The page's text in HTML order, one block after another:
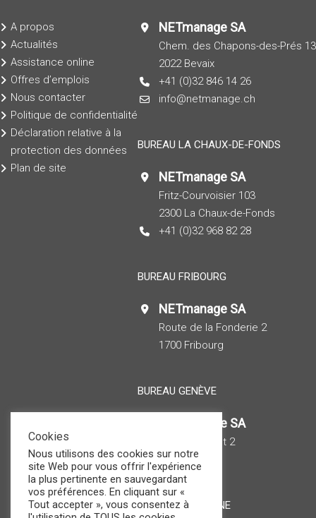
A propos
Actualités
Assistance online
Offres d’emplois
Nous contacter
Politique de confidentialité
Déclaration relative à la
protection des données
Plan de site
NETmanage SA
Chem. des Chapons-des-Prés 13
2022 Bevaix
+41 (0)32 846 14 26
info@netmanage.ch
BUREAU LA CHAUX-DE-FONDS
NETmanage SA
Fritz-Courvoisier 103
2300 La Chaux-de-Fonds
+41 (0)32 968 82 28
BUREAU FRIBOURG
NETmanage SA
Route de la Fonderie 2
1700 Fribourg
BUREAU GENÈVE
NETmanage SA
Rue de Veyrot 2
1217 Meyrin
BUREAU LAUSANNE
Cookies
Nous utilisons des cookies sur notre
site Web pour vous offrir l'expérience
la plus pertinente en sauvegardant
vos préférences. En cliquant sur «
Tout accepter », vous consentez à